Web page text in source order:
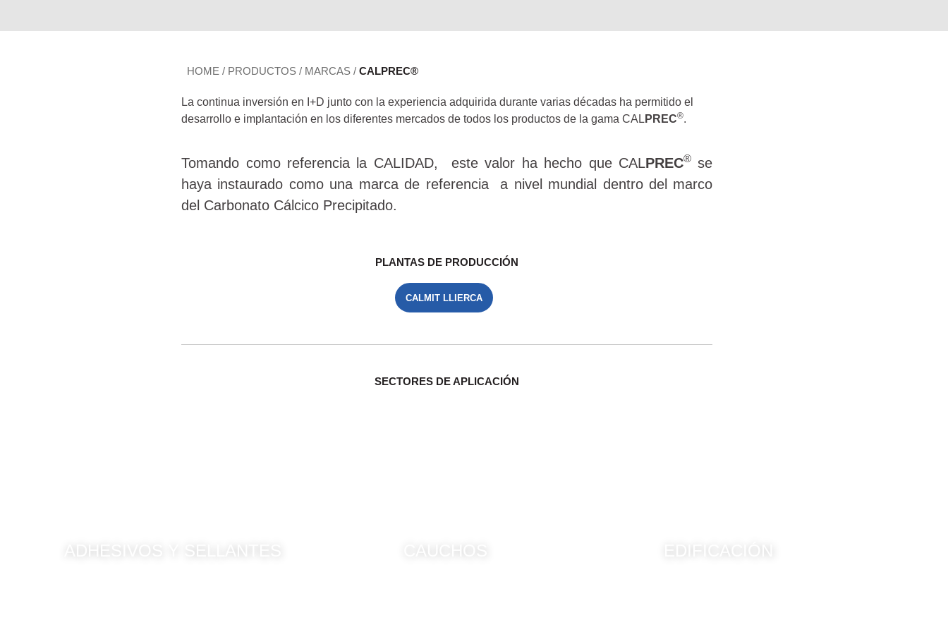
HOME / PRODUCTOS/ MARCAS/ CALPREC®
La continua inversión en I+D junto con la experiencia adquirida durante varias décadas ha permitido el
desarrollo e implantación en los diferentes mercados de todos los productos de la gamaCAL PREC®.
Tomando como referencia la CALIDAD, este valor ha hecho que CALPREC®se
haya instaurado como una marca de referencia a nivel mundial dentro del marco
del Carbonato Cálcico Precipitado.
PLANTAS DE PRODUCCIÓN
CALMIT LLIERCA
SECTORES DE APLICACIÓN